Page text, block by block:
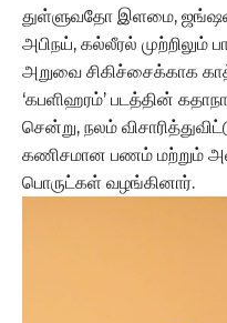
துள்ளுவதோ இளமை,
அபிநய், கல்லீரல் முற்றிலும்
அறுவை சிகிச்சைக்காக
‘கபளிஹரம்’ படத்தின்
சென்று, நலம்
கணிசமான பணம் மற்றும்
பொருட்கள் வழங்கினார்.